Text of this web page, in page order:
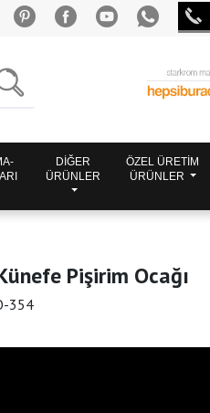
DİĞER
ÜRÜNLER
ÖZEL ÜRETİM
ÜRÜNLER
Pişirim Ocağı
354